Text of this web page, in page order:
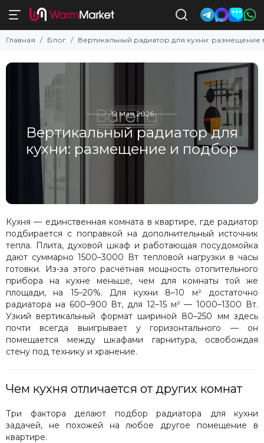
Главная Блог Вертикальный радиатор для кухни:
12 Мая 2026
Вертикальный радиатор для
кухни: размещение и подбор
Кухня — единственная комната в квартире, где радиатор
подбирается с поправкой на дополнительный источник
тепла. Плита, духовой шкаф и работающая посудомойка
дают суммарно 1500–3000 Вт тепловой нагрузки в часы
готовки. Из-за этого расчётная мощность отопительного
прибора на кухне меньше, чем для комнаты той же
площади, на 15–20%. Для кухни 8–10 м² достаточно
радиатора на 600–900 Вт, для 12–15 м² — 1000–1300 Вт.
Узкий вертикальный формат шириной 80–250 мм здесь
почти всегда выигрывает у горизонтального — он
помещается между шкафами гарнитура, освобождая
стену под технику и хранение.
Чем кухня отличается от других комнат
Три фактора делают подбор радиатора для кухни
задачей, не похожей на любое другое помещение в
квартире.